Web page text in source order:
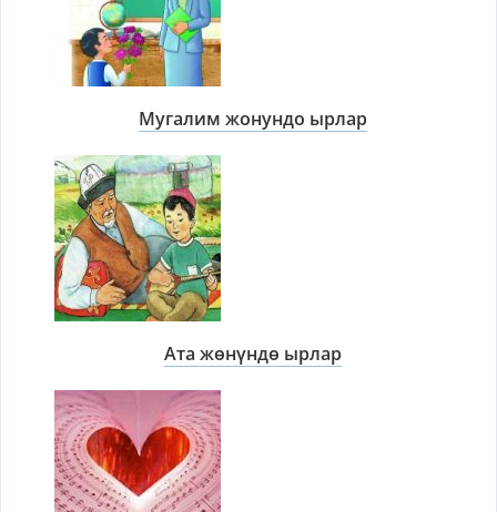
Мугалим жонундо ырлар
Ата жөнүндө ырлар